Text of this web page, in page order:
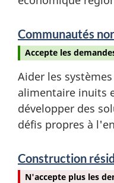
Communautés
Accepte les
Aider les
alimentaire inuits
développer des
défis propres à
Construction
N'accepte plus les